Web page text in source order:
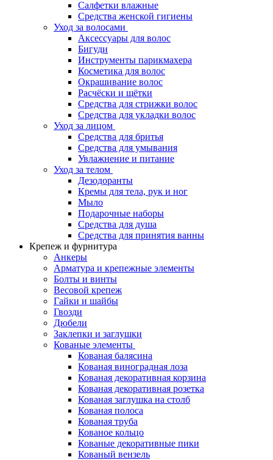
Салфетки влажные
Средства женской гигиены
Уход за волосами
Аксессуары для волос
Бигуди
Инструменты парикмахера
Косметика для волос
Окрашивание волос
Расчёски и щётки
Средства для стрижки волос
Средства для укладки волос
Уход за лицом
Средства для бритья
Средства для умывания
Увлажнение и питание
Уход за телом
Дезодоранты
Кремы для тела, рук и ног
Мыло
Подарочные наборы
Средства для душа
Средства для принятия ванны
Крепеж и фурнитура
Анкеры
Арматура и крепежные элементы
Болты и винты
Весовой крепеж
Гайки и шайбы
Гвозди
Дюбели
Заклепки и заглушки
Кованые элементы
Кованая балясина
Кованая виноградная лоза
Кованая декоративная корзина
Кованая декоративная розетка
Кованая заглушка на столб
Кованая полоса
Кованая труба
Кованое кольцо
Кованые декоративные пики
Кованый вензель